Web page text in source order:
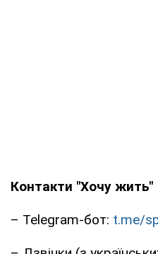
Контакти "Хочу жить"
– Telegram-бот: t.me/